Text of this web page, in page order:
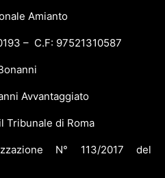
Amianto
– C.F: 97521310587
Avvantaggiato
Tribunale di Roma
N° 113/2017 del